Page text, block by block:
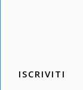
ISCRIVITI